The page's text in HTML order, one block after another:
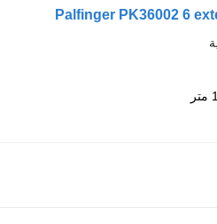
Palfinger PK36002 6